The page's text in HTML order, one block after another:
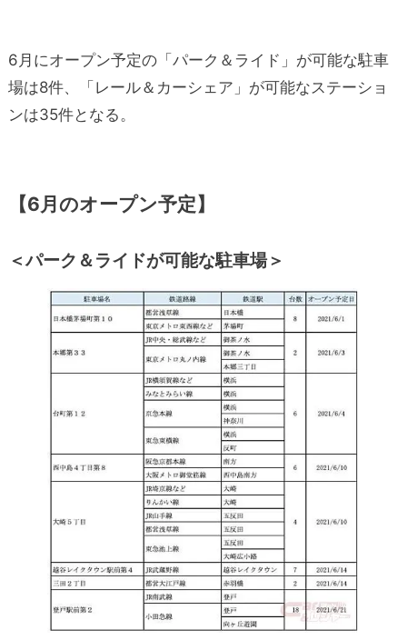
6 月にオープン予定の「パーク＆ライド」が可能な駐車
場は8件、「レール＆カーシェア」が可能なステーショ
ンは35件となる。
【6月のオープン予定】
＜パーク＆ライドが可能な駐車場＞